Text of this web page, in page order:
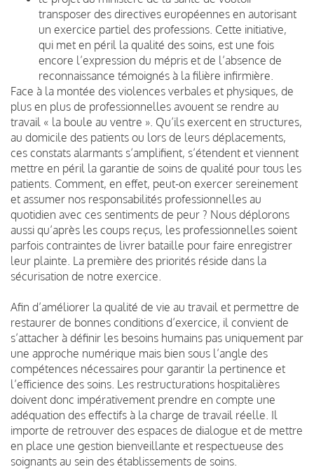
transposer des directives européennes en autorisant
un exercice partiel des professions. Cette initiative,
qui met en péril la qualité des soins, est une fois
encore l’expression du mépris et de l’absence de
reconnaissance témoignés à la filière infirmière.
Face à la montée des violences verbales et physiques, de
plus en plus de professionnelles avouent se rendre au
travail « la boule au ventre ». Qu’ils exercent en structures,
au domicile des patients ou lors de leurs déplacements,
ces constats alarmants s’amplifient, s’étendent et viennent
mettre en péril la garantie de soins de qualité pour tous les
patients. Comment, en effet, peut-on exercer sereinement
et assumer nos responsabilités professionnelles au
quotidien avec ces sentiments de peur ? Nous déplorons
aussi qu’après les coups reçus, les professionnelles soient
parfois contraintes de livrer bataille pour faire enregistrer
leur plainte. La première des priorités réside dans la
sécurisation de notre exercice.
Afin d’améliorer la qualité de vie au travail et permettre de
restaurer de bonnes conditions d’exercice, il convient de
s’attacher à définir les besoins humains pas uniquement par
une approche numérique mais bien sous l’angle des
compétences nécessaires pour garantir la pertinence et
l’efficience des soins. Les restructurations hospitalières
doivent donc impérativement prendre en compte une
adéquation des effectifs à la charge de travail réelle. Il
importe de retrouver des espaces de dialogue et de mettre
en place une gestion bienveillante et respectueuse des
soignants au sein des établissements de soins.